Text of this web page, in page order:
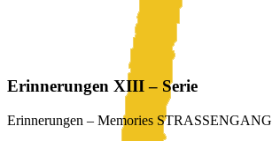
Erinnerungen XIII – Serie
Erinnerungen – Memories STRASSENGANG